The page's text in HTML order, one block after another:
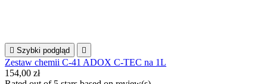
 Szybki podgląd 
Zestaw chemii C-41 ADOX C-TEC na 1L
154,00 zł